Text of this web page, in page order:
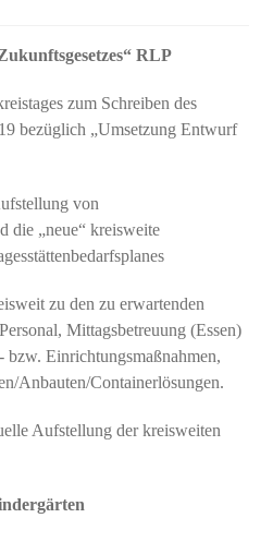
RLP
zum Schreiben des
bezüglich „Umsetzung Entwurf
von
die „neue“ kreisweite
zu den zu erwartenden
Mittagsbetreuung (Essen)
bzw. Einrichtungsmaßnahmen,
Anbauten/Containerlösungen.
Aufstellung der kreisweiten